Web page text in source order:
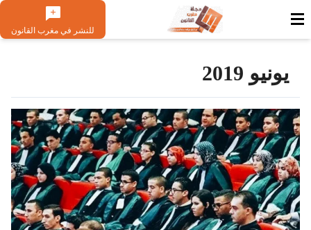
للنشر في مغرب القانون
يونيو 2019